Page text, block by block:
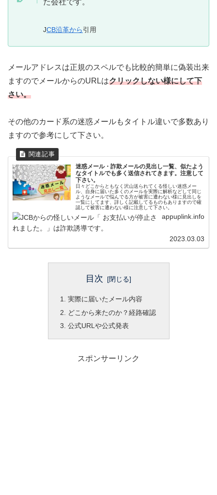
た会社です。
JCB沿革から引用
メールアドレスは正規のスペルでも比較的簡単に偽装出来
ますのでメールからのURLはクリックしない様にして下
さい。
その他のカード系の迷惑メールもタイトル違いで多数あり
ますので参考にして下さい。
迷惑メール・詐欺メールの見出し一覧、似たよう
なタイトルでも多く送信されてきます。注意して
下さい。
日々どこからともなく沢山送られてくる怪しい迷惑メー
ル、自身に届いた多くのメールを実際に解析などして同じ
ようなメールで悩んでる方が被害に遭わない様に見出しを
一覧にしてます、詳しく記載してるものもありますので確
認して被害に遭わない様に注意して下さい。
appuplink.info
2023.03.03
目次
実際に届いたメール内容
どこから来たのか？経路確認
公式URLや公式発表
スポンサーリンク